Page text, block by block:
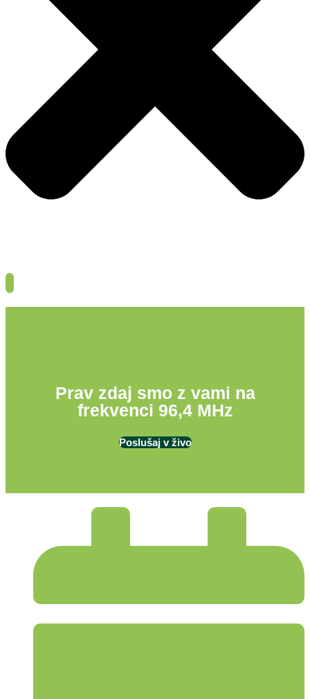
Prav zdaj smo z vami na
frekvenci 96,4 MHz
Poslušaj v živo